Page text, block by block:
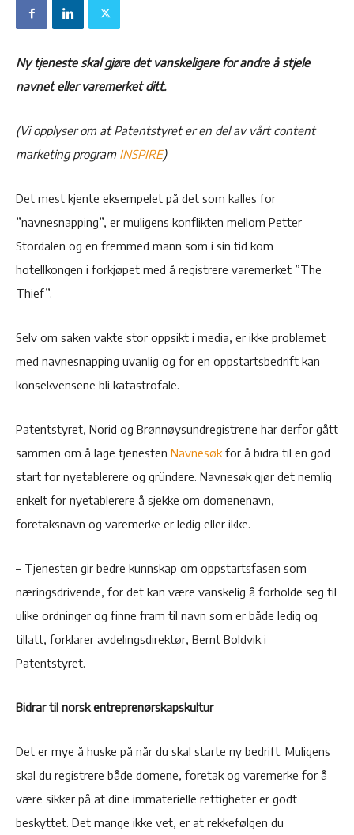
Ny tjeneste skal gjøre det vanskeligere for andre å stjele
navnet eller varemerket ditt.
(Vi opplyser om at Patentstyret er en del av vårt content
marketing program INSPIRE)
Det mest kjente eksempelet på det som kalles for
”navnesnapping”, er muligens konflikten mellom Petter
Stordalen og en fremmed mann som i sin tid kom
hotellkongen i forkjøpet med å registrere varemerket ”The
Thief”.
Selv om saken vakte stor oppsikt i media, er ikke problemet
med navnesnapping uvanlig og for en oppstartsbedrift kan
konsekvensene bli katastrofale.
Patentstyret, Norid og Brønnøysundregistrene har derfor gått
sammen om å lage tjenesten Navnesøk for å bidra til en god
start for nyetablerere og gründere. Navnesøk gjør det nemlig
enkelt for nyetablerere å sjekke om domenenavn,
foretaksnavn og varemerke er ledig eller ikke.
– Tjenesten gir bedre kunnskap om oppstartsfasen som
næringsdrivende, for det kan være vanskelig å forholde seg til
ulike ordninger og finne fram til navn som er både ledig og
tillatt, forklarer avdelingsdirektør, Bernt Boldvik i
Patentstyret.
Bidrar til norsk entreprenørskapskultur
Det er mye å huske på når du skal starte ny bedrift. Muligens
skal du registrere både domene, foretak og varemerke for å
være sikker på at dine immaterielle rettigheter er godt
beskyttet. Det mange ikke vet, er at rekkefølgen du